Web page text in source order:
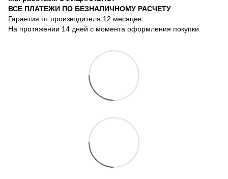
ВСЕ ПЛАТЕЖИ ПО БЕЗНАЛИЧНОМУ РАСЧЕТУ
Гарантия от производителя 12 месяцев
На протяжении 14 дней с момента оформления покупки